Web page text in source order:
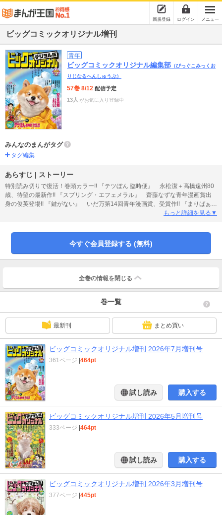
新規登録 ログイン メニュー
ビッグコミックオリジナル増刊
青年
ビッグコミックオリジナル編集部 （びっぐこみっくお
りじなるへんしゅうぶ）
57巻 8/12 配信予定
13人 がお気に入り登録中
みんなのまんがタグ
タグ編集
あらすじ | ストーリー
特別読み切りで復活！巻頭カラー!! 『テツぼん 臨時便』 永松潔＋高橋遠州80
歳、待望の最新作!! 『スプリング・エフェメラル』 齋藤なずな青年漫画賞出
身の俊英登場!! 『鍵がない』 いだ万第14回青年漫画賞、受賞作!! 『まりばぁと
メデューサ』 ナオタロ第14回青年漫画賞、入選作!! 『すべては拳から始ま
ホン 古屋兎丸 ●次の整理 光用千春 ●ランジェリー・リリィ 作／北原雅
紀 画／中田アミノ ●境怪線の忌子さん 玉井雪雄 ●凱輝！ Yoshiki 曽根富
美子 ●看護助手のナナちゃん 野村知紗 ●そぞろマン 吉田戦車 大好評読
み物!! 【最終回!!】小説『うずまき』佐藤優 原作・絵/伊藤潤二 ※『ビッグコ
もっと詳細を見る▼
今すぐ会員登録する (無料)
全巻の情報を 閉じる
巻一覧
最新刊 まとめ買い
ビッグコミックオリジナル増刊 2026年7月増刊号
361ページ 464pt
試し読み 購入する
ビッグコミックオリジナル増刊 2026年5月増刊号
333ページ 464pt
試し読み 購入する
ビッグコミックオリジナル増刊 2026年3月増刊号
377ページ 445pt